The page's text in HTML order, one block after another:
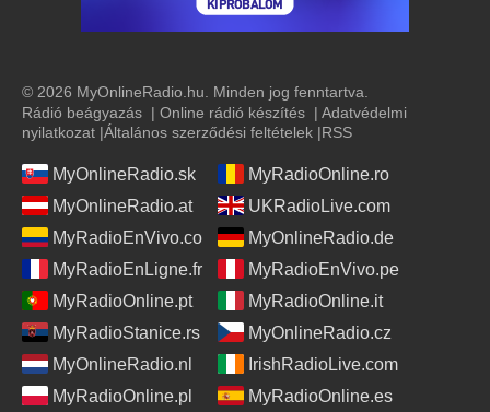
© 2026 MyOnlineRadio.hu. Minden jog fenntartva.
Rádió beágyazás | Online rádió készítés | Adatvédelmi
nyilatkozat |Általános szerződési feltételek |RSS
MyOnlineRadio.sk
MyRadioOnline.ro
MyOnlineRadio.at
UKRadioLive.com
MyRadioEnVivo.co
MyOnlineRadio.de
MyRadioEnLigne.fr
MyRadioEnVivo.pe
MyRadioOnline.pt
MyRadioOnline.it
MyRadioStanice.rs
MyOnlineRadio.cz
MyOnlineRadio.nl
IrishRadioLive.com
MyRadioOnline.pl
MyRadioOnline.es